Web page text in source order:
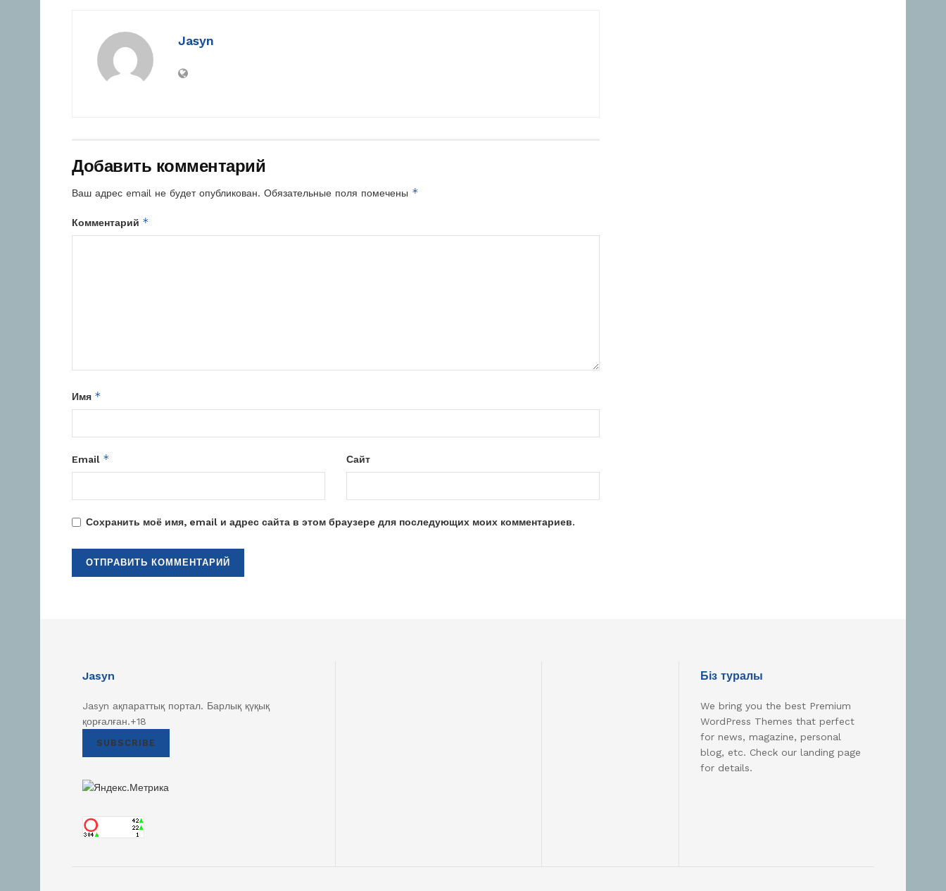
Jasyn
Добавить комментарий
Ваш адрес email не будет опубликован. Обязательные поля помечены *
Комментарий *
Имя *
Email * Сайт
Сохранить моё имя, email и адрес сайта в этом браузере для последующих моих комментариев.
Jasyn
Jasyn ақпараттық портал. Барлық қүқық
қорғалған.+18
SUBSCRIBE
Біз туралы
We bring you the best Premium
WordPress Themes that perfect
for news, magazine, personal
blog, etc. Check our landing page
for details.